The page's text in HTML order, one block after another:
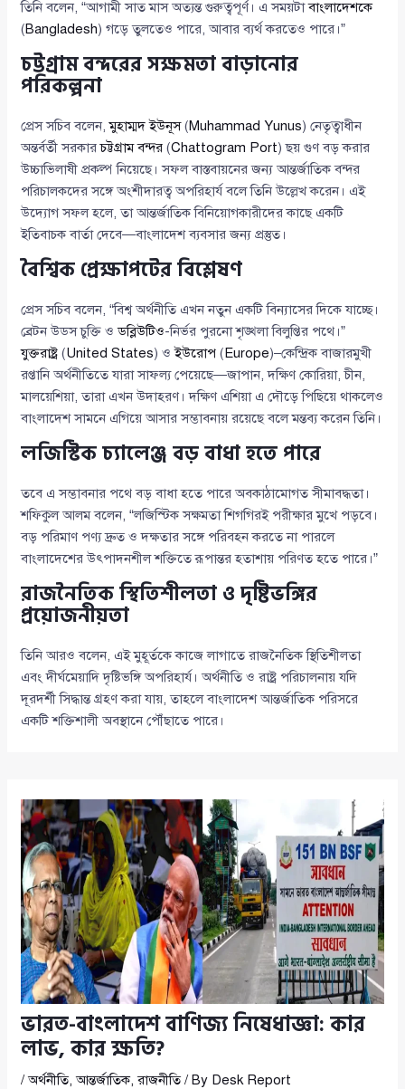
তিনি বলেন, “আগামী সাত মাস অত্যন্ত গুরুত্বপূর্ণ। এ সময়টাবাংলাদেশকে
(Bangladesh) গড়ে তুলতেও পারে, আবার ব্যর্থ করতেও পারে।”
চট্টগ্রাম বন্দরের সক্ষমতা বাড়ানোর
পরিকল্পনা
প্রেস সচিব বলেন,মুহাম্মদ ইউনূস(Muhammad Yunus) নেতৃত্বাধীন
অন্তর্বর্তী সরকারচট্টগ্রাম বন্দর (Chattogram Port) ছয় গুণ বড় করার
উচ্চাভিলাষী প্রকল্প নিয়েছে। সফল বাস্তবায়নের জন্য আন্তর্জাতিক বন্দর
পরিচালকদের সঙ্গে অংশীদারত্ব অপরিহার্য বলে তিনি উল্লেখ করেন। এই
উদ্যোগ সফল হলে, তা আন্তর্জাতিক বিনিয়োগকারীদের কাছে একটি
ইতিবাচক বার্তা দেবে—বাংলাদেশ ব্যবসার জন্য প্রস্তুত।
বৈশ্বিক প্রেক্ষাপটের বিশ্লেষণ
প্রেস সচিব বলেন, “বিশ্ব অর্থনীতি এখন নতুন একটি বিন্যাসের দিকে যাচ্ছে।
ব্রেটন উডস চুক্তি ওডব্লিউটিও-নির্ভর পুরনো শৃঙ্খলা বিলুপ্তির পথে।”
যুক্তরাষ্ট্র (United States) ওইউরোপ (Europe)–কেন্দ্রিক বাজারমুখী
রপ্তানি অর্থনীতিতে যারা সাফল্য পেয়েছে—জাপান, দক্ষিণ কোরিয়া, চীন,
মালয়েশিয়া, তারা এখন উদাহরণ। দক্ষিণ এশিয়া এ দৌড়ে পিছিয়ে থাকলেও
বাংলাদেশ সামনে এগিয়ে আসার সম্ভাবনায় রয়েছে বলে মন্তব্য করেন তিনি।
লজিস্টিক চ্যালেঞ্জ বড় বাধা হতে পারে
তবে এ সম্ভাবনার পথে বড় বাধা হতে পারে অবকাঠামোগত সীমাবদ্ধতা।
শফিকুল আলম বলেন, “লজিস্টিক সক্ষমতা শিগগিরই পরীক্ষার মুখে পড়বে।
বড় পরিমাণ পণ্য দ্রুত ও দক্ষতার সঙ্গে পরিবহন করতে না পারলে
বাংলাদেশের উৎপাদনশীল শক্তিতে রূপান্তর হতাশায় পরিণত হতে পারে।”
রাজনৈতিক স্থিতিশীলতা ও দৃষ্টিভঙ্গির
প্রয়োজনীয়তা
তিনি আরও বলেন, এই মুহূর্তকে কাজে লাগাতে রাজনৈতিক স্থিতিশীলতা
এবং দীর্ঘমেয়াদি দৃষ্টিভঙ্গি অপরিহার্য। অর্থনীতি ও রাষ্ট্র পরিচালনায় যদি
দূরদর্শী সিদ্ধান্ত গ্রহণ করা যায়, তাহলে বাংলাদেশ আন্তর্জাতিক পরিসরে
একটি শক্তিশালী অবস্থানে পৌঁছাতে পারে।
ভারত-বাংলাদেশ বাণিজ্য নিষেধাজ্ঞা: কার
লাভ, কার ক্ষতি?
/অর্থনীতি,আন্তর্জাতিক,রাজনীতি/ By Desk Report